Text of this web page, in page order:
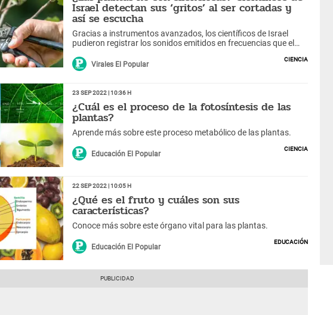
Israel detectan sus ‘gritos’ al ser cortadas y
así se escucha
Gracias a instrumentos avanzados, los científicos de Israel
pudieron registrar los sonidos emitidos en frecuencias que el
sociales.Virales El Popular
Ciencia
23 Sep 2022 | 10:36 h
¿Cuál es el proceso de la fotosíntesis de las
plantas?
Aprende más sobre este proceso metabólico de las plantas.
Educación El Popular
Ciencia
22 Sep 2022 | 10:05 h
¿Qué es el fruto y cuáles son sus
características?
Conoce más sobre este órgano vital para las plantas.
Educación El Popular
Educación